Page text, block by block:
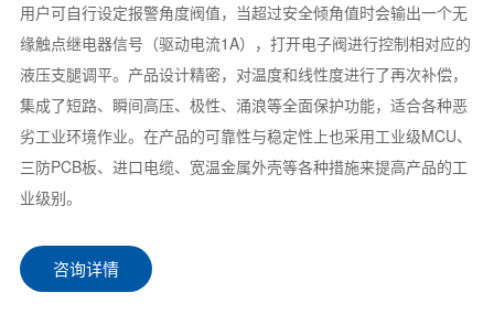
用户可自行设定报警角度阀值，当超过安全倾角值时会输出一个无
缘触点继电器信号（驱动电流1A），打开电子阀进行控制相对应的
液压支腿调平。产品设计精密，对温度和线性度进行了再次补偿，
集成了短路、瞬间高压、极性、涌浪等全面保护功能，适合各种恶
劣工业环境作业。在产品的可靠性与稳定性上也采用工业级MCU、
三防PCB板、进口电缆、宽温金属外壳等各种措施来提高产品的工
业级别。
咨询详情